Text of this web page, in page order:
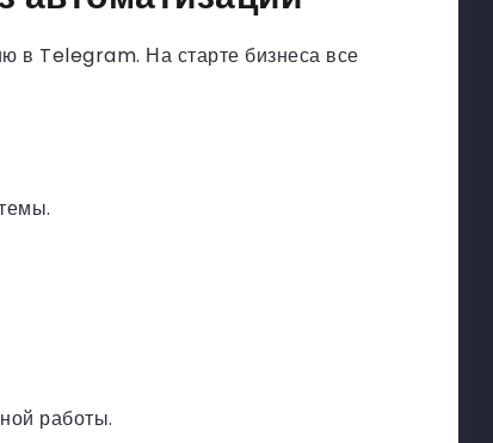
в Telegram. На старте бизнеса все
работы.